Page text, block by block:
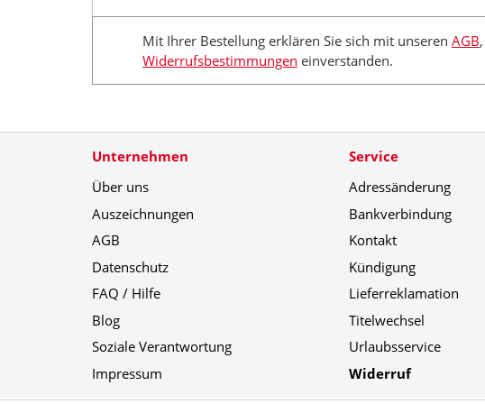
Mit Ihrer Bestellung erklären Sie sich mit unseren AGB,
Widerrufsbestimmungen einverstanden.
Unternehmen
Über uns
Auszeichnungen
AGB
Datenschutz
FAQ / Hilfe
Blog
Soziale Verantwortung
Impressum
Service
Adressänderung
Bankverbindung
Kontakt
Kündigung
Lieferreklamation
Titelwechsel
Urlaubsservice
Widerruf